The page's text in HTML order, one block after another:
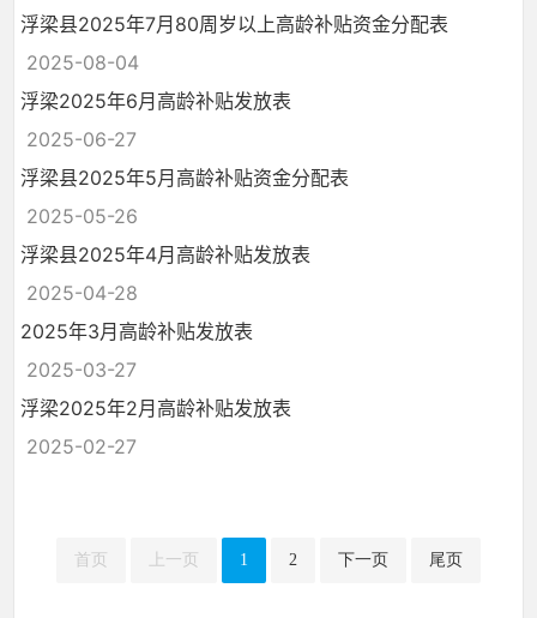
浮梁县2025年7月80周岁以上高龄补贴资金分配表
2025-08-04
浮梁2025年6月高龄补贴发放表
2025-06-27
浮梁县2025年5月高龄补贴资金分配表
2025-05-26
浮梁县2025年4月高龄补贴发放表
2025-04-28
2025年3月高龄补贴发放表
2025-03-27
浮梁2025年2月高龄补贴发放表
2025-02-27
首页 上一页 1 2 下一页 尾页